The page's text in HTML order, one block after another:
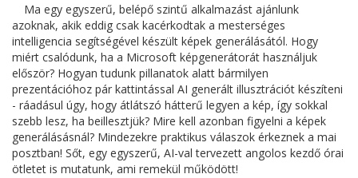
Ma egy egyszerű, belépő szintű alkalmazást ajánlunk
azoknak, akik eddig csak kacérkodtak a mesterséges
intelligencia segítségével készült képek generálásától. Hogy
miért csalódunk, ha a Microsoft képgenerátorát használjuk
először? Hogyan tudunk pillanatok alatt bármilyen
prezentációhoz pár kattintással AI generált illusztrációt készíteni
- ráadásul úgy, hogy átlátszó hátterű legyen a kép, így sokkal
szebb lesz, ha beillesztjük? Mire kell azonban figyelni a képek
generálásásnál? Mindezekre praktikus válaszok érkeznek a mai
posztban! Sőt, egy egyszerű, AI-val tervezett angolos kezdő órai
ötletet is mutatunk, ami remekül működött!